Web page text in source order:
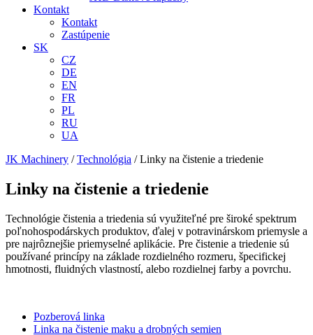
Kontakt
Kontakt
Zastúpenie
SK
CZ
DE
EN
FR
PL
RU
UA
JK Machinery /Technológia /Linky na čistenie a triedenie
Linky na čistenie a triedenie
Technológie čistenia a triedenia sú využiteľné pre široké spektrum
poľnohospodárskych produktov, ďalej v potravinárskom priemysle a
pre najrôznejšie priemyselné aplikácie. Pre čistenie a triedenie sú
používané princípy na základe rozdielného rozmeru, špecifickej
hmotnosti, fluidných vlastností, alebo rozdielnej farby a povrchu.
Pozberová linka
Linka na čistenie maku a drobných semien